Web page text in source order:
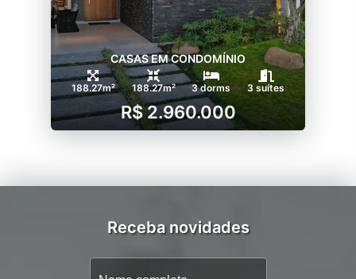
CASAS EM CONDOMÍNIO
188.27m² 188.27m² 3 dorms 3 suítes
R$ 2.960.000
Receba novidades